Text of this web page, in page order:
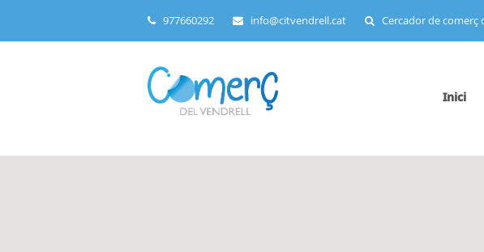
977660292 info@citvendrell.cat Cercador de comerç
Inici